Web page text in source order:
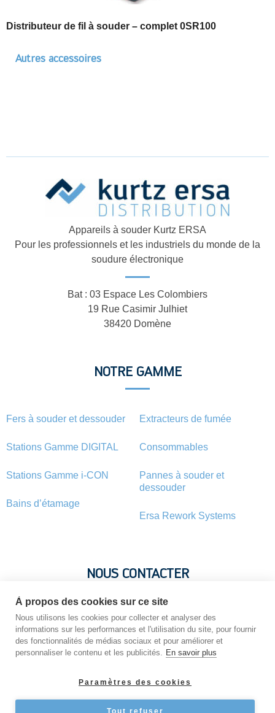
Distributeur de fil à souder – complet 0SR100
Autres accessoires
Appareils à souder Kurtz ERSA
Pour les professionnels et les industriels du monde de la
soudure électronique
Bat : 03 Espace Les Colombiers
19 Rue Casimir Julhiet
38420 Domène
NOTRE GAMME
Fers à souder et dessouder
Stations Gamme DIGITAL
Stations Gamme i-CON
Bains d’étamage
Extracteurs de fumée
Consommables
Pannes à souder et
dessouder
Ersa Rework Systems
NOUS CONTACTER
Vous avez une question ? Vous souhaitez une information sur
un produit ? N’hésitez pas : contactez-nous !
À propos des cookies sur ce site
Nous utilisons les cookies pour collecter et analyser des
informations sur les performances et l'utilisation du site, pour fournir
des fonctionnalités de médias sociaux et pour améliorer et
personnaliser le contenu et les publicités. En savoir plus
Paramètres des cookies
Tout refuser